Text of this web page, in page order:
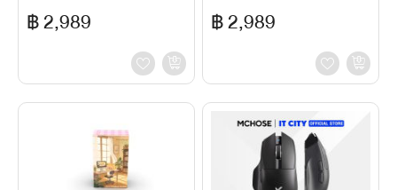
M650 WIRELESS MOUSE
฿ 2,989
M650 WIRELESS MOUSE
฿ 2,989